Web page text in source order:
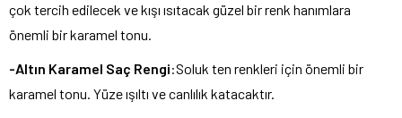
çok tercih edilecek ve kışı ısıtacak güzel bir renk hanımlara
önemli bir karamel tonu.
-Altın Karamel Saç Rengi:Soluk ten renkleri için önemli bir
karamel tonu. Yüze ışıltı ve canlılık katacaktır.